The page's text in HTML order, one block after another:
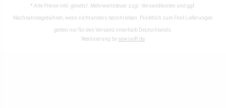
* Alle Preise inkl. gesetzl. Mehrwertsteuer zzgl. Versandkosten und ggf.
Nachnahmegebühren, wenn nicht anders beschrieben. Pünktlich zum Fest Lieferungen
gelten nur für den Versand innerhalb Deutschlands.
Realisierung by sewisoft.de